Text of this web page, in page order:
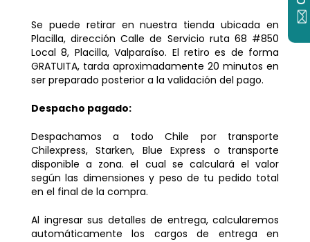
Se puede retirar en nuestra tienda ubicada en
Placilla, dirección Calle de Servicio ruta 68 #850
Local 8, Placilla, Valparaíso. El retiro es de forma
GRATUITA, tarda aproximadamente 20 minutos en
ser preparado posterior a la validación del pago.
Despacho pagado:
Despachamos a todo Chile por transporte
Chilexpress, Starken, Blue Express o transporte
disponible a zona. el cual se calculará el valor
según las dimensiones y peso de tu pedido total
en el final de la compra.
Al ingresar sus detalles de entrega, calcularemos
automáticamente los cargos de entrega en